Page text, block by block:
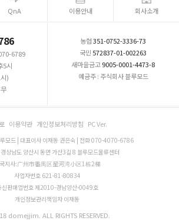
QnA 이용안내 회사소개
6789
5시
)
농협351-0752-3336-73
국민 572837-01-002263
새마을금고9005-0001-4473-8
예금주 : 주식회사 블루모드
이용약관 개인정보처리방침 PC Ver.
모드 | 대표이사 이재동 권은숙 | 전화 070-4070-6786
상남도 양산시 동면 가산3길 8 블루모드물류센터
지사:广州市番禺区星河湾小区1栋2梯
사업자번호 621-81-80834
신판매업번호 제2010-경남양산-0049호
개인정보관리책임자 이재동
domejjim. ALL RIGHTS RESERVED.